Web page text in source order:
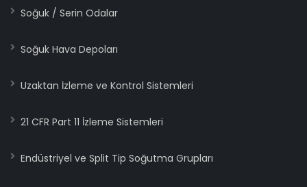
Soğuk / Serin Odalar
Soğuk Hava Depoları
Uzaktan İzleme ve Kontrol Sistemleri
21 CFR Part 11 İzleme Sistemleri
Endüstriyel ve Split Tip Soğutma Grupları